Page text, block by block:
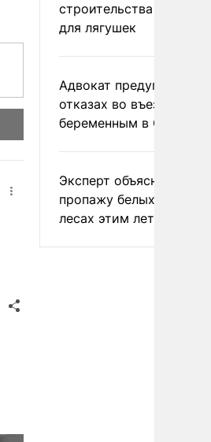
строительства
для лягушек
Адвокат предупредил
отказах во въезде
беременным в США
Эксперт объяснил
пропажу белых грибов
лесах этим летом